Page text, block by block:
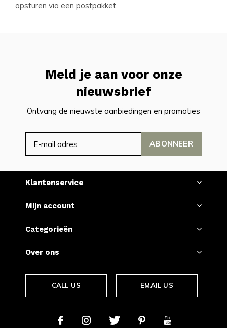
opsturen via een postpakket.
Meld je aan voor onze
nieuwsbrief
Ontvang de nieuwste aanbiedingen en promoties
ABONNEER
Klantenservice
Mijn account
Categorieën
Over ons
CALL US EMAIL US